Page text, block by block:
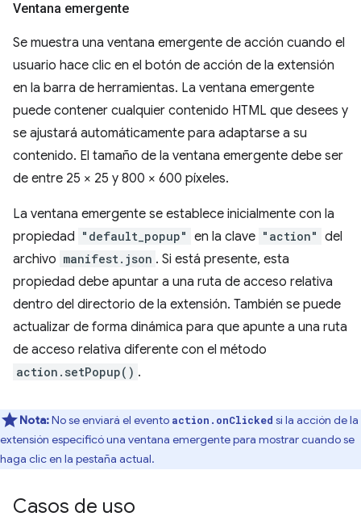
Ventana emergente
Se muestra una ventana emergente de acción cuando el
usuario hace clic en el botón de acción de la extensión
en la barra de herramientas. La ventana emergente
puede contener cualquier contenido HTML que desees y
se ajustará automáticamente para adaptarse a su
contenido. El tamaño de la ventana emergente debe ser
de entre 25 × 25 y 800 × 600 píxeles.
La ventana emergente se establece inicialmente con la
propiedad "default_popup" en la clave "action" del
archivo manifest.json . Si está presente, esta
propiedad debe apuntar a una ruta de acceso relativa
dentro del directorio de la extensión. También se puede
actualizar de forma dinámica para que apunte a una ruta
de acceso relativa diferente con el método
action.setPopup() .
Nota:No se enviará el evento action.onClicked si la acción de la
extensión especificó una ventana emergente para mostrar cuando se
haga clic en la pestaña actual.
Casos de uso